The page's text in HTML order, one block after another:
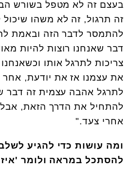
בעצם זה לא מטפל בשורש
זה תרגול, זה לא משהו
להתמסר לדבר הזה ובאמת
דבר שאנחנו רוצות להיות
צריכות לתרגל אותו
את עצמנו אז את יודעת,
לתרגל אהבה עצמית זה דבר
להתחיל את הדרך הזאת,
אחרי צעד."
ומה עושות כדי להגיע
להסתכל במראה ולומר